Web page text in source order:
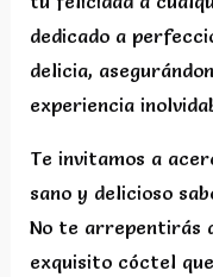
dedicado a
delicia,
experiencia
Te invitamos a
sano y delicioso
No te arrepentirás
exquisito cóctel